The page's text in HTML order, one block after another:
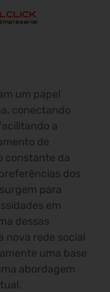
um papel
conectando
a
de
constante da
dos
para
em
dessas
nova rede social
uma base
abordagem